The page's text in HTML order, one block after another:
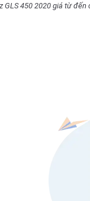
GLS 450 2020 giá từ